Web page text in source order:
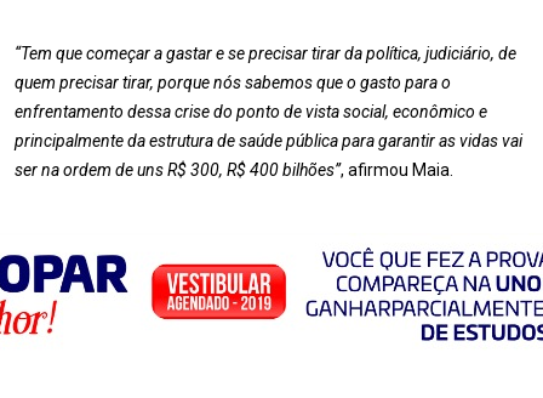
“Tem que começar a gastar e se precisar tirar da política, judiciário, de
quem precisar tirar, porque nós sabemos que o gasto para o
enfrentamento dessa crise do ponto de vista social, econômico e
principalmente da estrutura de saúde pública para garantir as vidas vai
ser na ordem de uns R$ 300, R$ 400 bilhões”, afirmou Maia.